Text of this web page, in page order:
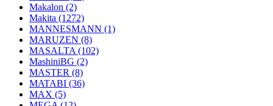
Makalon (2)
Makita (1272)
MANNESMANN (1)
MARUZEN (8)
MASALTA (102)
MashiniBG (2)
MASTER (8)
MATABI (36)
MAX (5)